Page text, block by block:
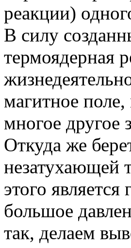
реакции)
В силу
термоядерная
магитное
многое другое
Откуда же
незатухающей
этого является
большое
так, делаем